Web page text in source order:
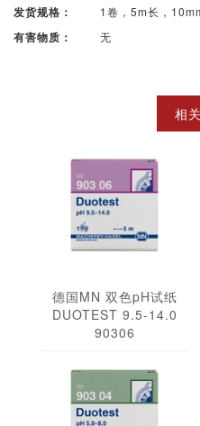
发货规格： 1卷，5m长，
有害物质： 无
相
德国MN 双色pH试纸
DUOTEST 9.5-14.0
90306